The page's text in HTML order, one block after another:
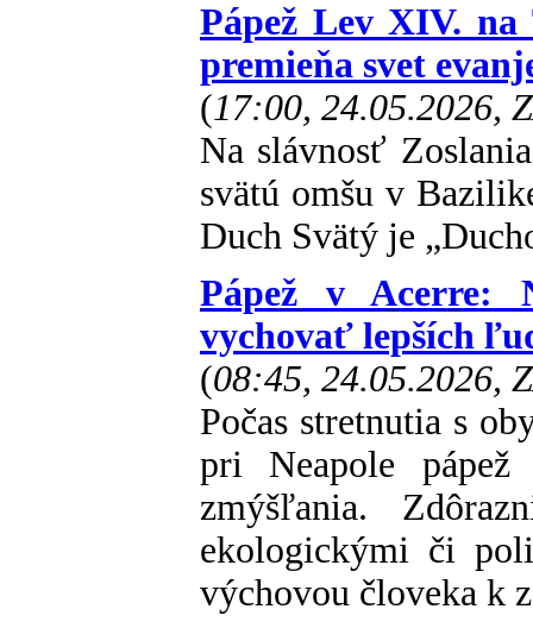
Pápež Lev XIV.
premieňa svet
(17:00, 24.05.2026,
Na slávnosť
svätú omšu v
Duch Svätý je
Pápež v Acerre:
vychovať lepších
(08:45, 24.05.2026,
Počas stretnutia s
pri Neapole
zmýšľania.
ekologickými či
výchovou človeka k